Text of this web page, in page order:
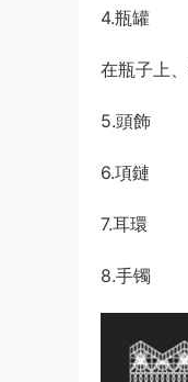
4.瓶罐
在瓶子上
5.頭飾
6.項鏈
7.耳環
8.手镯